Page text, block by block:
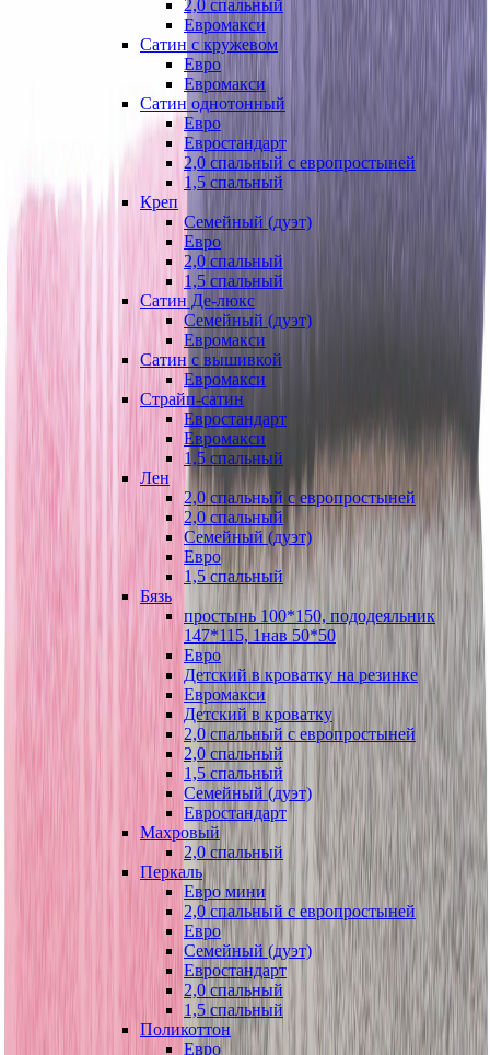
2,0 спальный
Евромакси
Сатин с кружевом
Евро
Евромакси
Сатин однотонный
Евро
Евростандарт
2,0 спальный с европростыней
1,5 спальный
Креп
Семейный (дуэт)
Евро
2,0 спальный
1,5 спальный
Сатин Де-люкс
Семейный (дуэт)
Евромакси
Сатин с вышивкой
Евромакси
Страйп-сатин
Евростандарт
Евромакси
1,5 спальный
Лен
2,0 спальный с европростыней
2,0 спальный
Семейный (дуэт)
Евро
1,5 спальный
Бязь
простынь 100*150, пододеяльник
147*115, 1нав 50*50
Евро
Детский в кроватку на резинке
Евромакси
Детский в кроватку
2,0 спальный с европростыней
2,0 спальный
1,5 спальный
Семейный (дуэт)
Евростандарт
Махровый
2,0 спальный
Перкаль
Евро мини
2,0 спальный с европростыней
Евро
Семейный (дуэт)
Евростандарт
2,0 спальный
1,5 спальный
Поликоттон
Евро